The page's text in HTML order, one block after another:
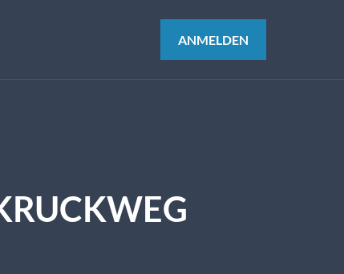
ANMELDEN